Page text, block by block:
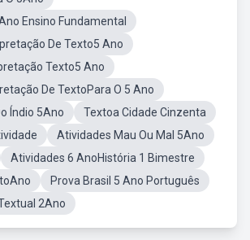
Ensino Fundamental
De Texto5 Ano
Texto5 Ano
De TextoPara O 5 Ano
Índio 5Ano
Textoa Cidade Cinzenta
Atividades Mau Ou Mal 5Ano
Atividades 6 AnoHistória 1 Bimestre
Prova Brasil 5 Ano Português
2Ano